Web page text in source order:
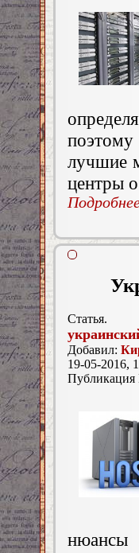
лучшие
центры
Статья.
Добавил:
19-05-2016,
нюансы